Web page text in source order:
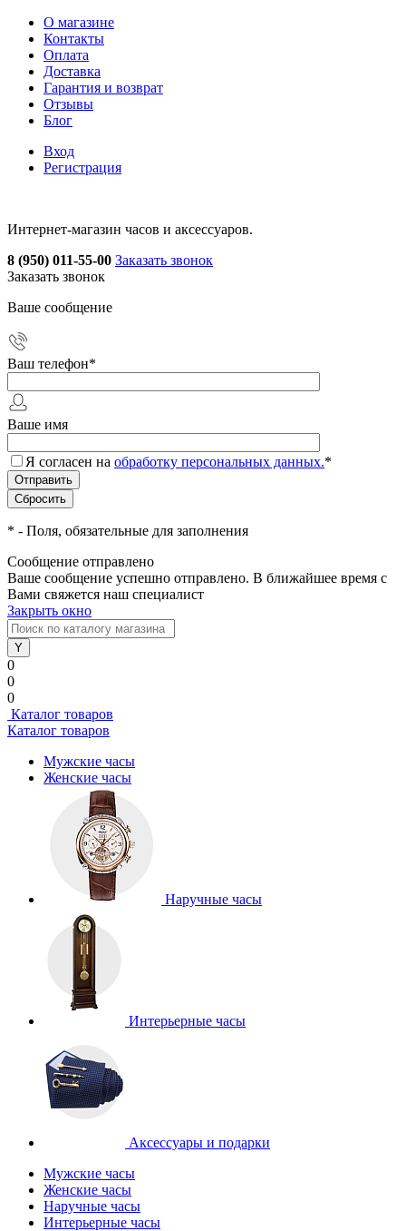
О магазине
Контакты
Оплата
Доставка
Гарантия и возврат
Отзывы
Блог
Вход
Регистрация
Интернет-магазин часов и аксессуаров.
8 (950) 011-55-00 Заказать звонок
Заказать звонок
Ваше сообщение
Ваш телефон*
Ваше имя
Я согласен на обработку персональных данных.*
* - Поля, обязательные для заполнения
Сообщение отправлено
Ваше сообщение успешно отправлено. В ближайшее время с
Вами свяжется наш специалист
Закрыть окно
0
0
0
Каталог товаров
Каталог товаров
Мужские часы
Женские часы
Наручные часы
Интерьерные часы
Аксессуары и подарки
Мужские часы
Женские часы
Наручные часы
Интерьерные часы